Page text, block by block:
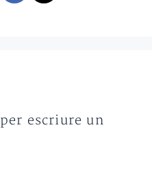
per escriure un